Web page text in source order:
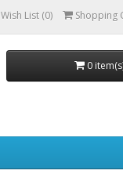
Wish List (0) Shopping
0